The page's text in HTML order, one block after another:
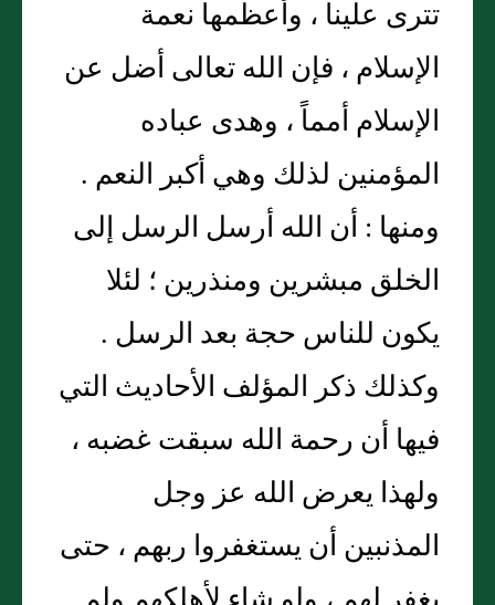
تترى علينا ، وأعظمها نعمة
الإسلام ، فإن الله تعالى أضل عن
الإسلام أمماً ، وهدى عباده
المؤمنين لذلك وهي أكبر النعم .
ومنها : أن الله أرسل الرسل إلى
الخلق مبشرين ومنذرين ؛ لئلا
يكون للناس حجة بعد الرسل .
وكذلك ذكر المؤلف الأحاديث التي
فيها أن رحمة الله سبقت غضبه ،
ولهذا يعرض الله عز وجل
المذنبين أن يستغفروا ربهم ، حتى